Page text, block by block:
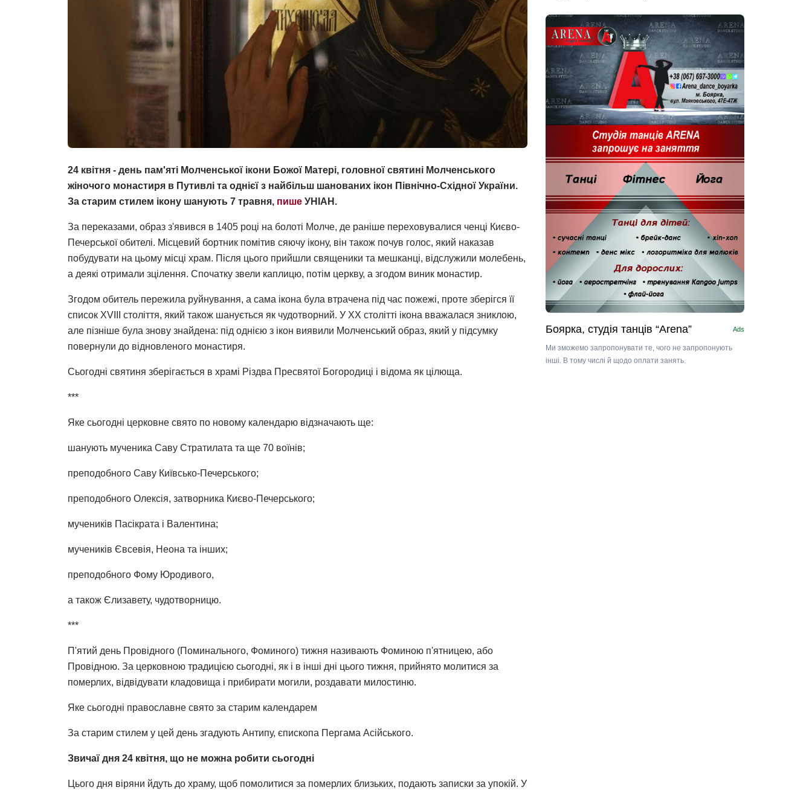
24 квітня - день пам'яті Молченської ікони Божої Матері, головної святині Молченського
жіночого монастиря в Путивлі та однієї з найбільш шанованих ікон Північно-Східної України.
За старим стилем ікону шанують 7 травня, пише УНІАН.
За переказами, образ з'явився в 1405 році на болоті Молче, де раніше переховувалися ченці Києво-
Печерської обителі. Місцевий бортник помітив сяючу ікону, він також почув голос, який наказав
побудувати на цьому місці храм. Після цього прийшли священики та мешканці, відслужили молебень,
а деякі отримали зцілення. Спочатку звели каплицю, потім церкву, а згодом виник монастир.
Згодом обитель пережила руйнування, а сама ікона була втрачена під час пожежі, проте зберігся її
список XVIII століття, який також шанується як чудотворний. У XX столітті ікона вважалася зниклою,
але пізніше була знову знайдена: під однією з ікон виявили Молченський образ, який у підсумку
повернули до відновленого монастиря.
Сьогодні святиня зберігається в храмі Різдва Пресвятої Богородиці і відома як цілюща.
***
Яке сьогодні церковне свято по новому календарю відзначають ще:
шанують мученика Саву Стратилата та ще 70 воїнів;
преподобного Саву Київсько-Печерського;
преподобного Олексія, затворника Києво-Печерського;
мучеників Пасікрата і Валентина;
мучеників Євсевія, Неона та інших;
преподобного Фому Юродивого,
а також Єлизавету, чудотворницю.
***
П'ятий день Провідного (Поминального, Фоминого) тижня називають Фоминою п'ятницею, або
Провідною. За церковною традицією сьогодні, як і в інші дні цього тижня, прийнято молитися за
померлих, відвідувати кладовища і прибирати могили, роздавати милостиню.
Яке сьогодні православне свято за старим календарем
За старим стилем у цей день згадують Антипу, єпископа Пергама Асійського.
Звичаї дня 24 квітня, що не можна робити сьогодні
Цього дня віряни йдуть до храму, щоб помолитися за померлих близьких, подають записки за упокій. У
Боярка, студія танців “Arena” Ads
Ми зможемо запропонувати те, чого не запропонують
інші. В тому числі й щодо оплати занять.